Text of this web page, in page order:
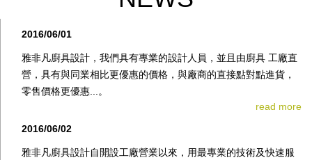
2016/06/01
雅非凡廚具設計，我們具有專業的設計人員，並且由廚具 工廠直
營，具有與同業相比更優惠的價格，與廠商的直接點對點進貨，
零售價格更優惠...。
read more
2016/06/02
雅非凡廚具設計自開設工廠營業以來，用最專業的技術及快速服